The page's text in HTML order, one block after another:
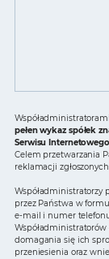
pełen wykaz spółek
Serwisu
Celem przetwarzania
reklamacji
Współadministratorzy
przez Państwa w
e-mail i numer
domagania się ich
przeniesienia oraz